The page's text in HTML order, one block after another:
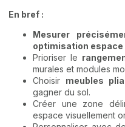
En bref :
Mesurer
optimisation espace
Prioriser le
murales et modules
Choisir meubles
gagner du sol.
Créer une zone
espace visuellement